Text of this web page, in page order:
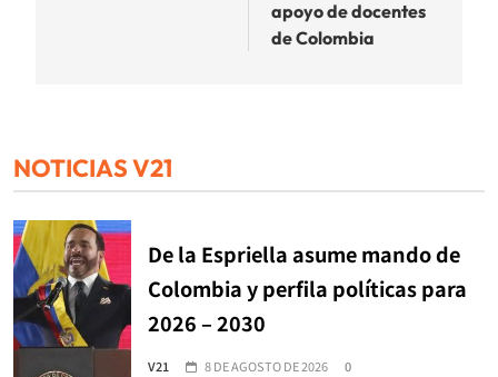
apoyo de docentes
de Colombia
NOTICIAS V21
De la Espriella asume mando de
Colombia y perfila políticas para
2026 – 2030
V21 8 DE AGOSTO DE 2026 0